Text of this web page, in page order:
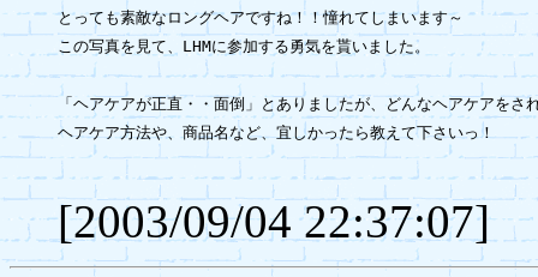
とっても素敵なロングヘアですね！！憧れてしまいます～
この写真を見て、LHMに参加する勇気を貰いました。
「ヘアケアが正直・・面倒」とありましたが、どんなヘアケアをさ
ヘアケア方法や、商品名など、宜しかったら教えて下さいっ！
[2003/09/04 22:37:07]